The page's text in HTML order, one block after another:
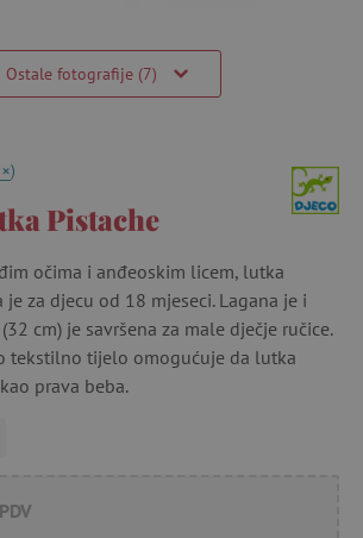
Ostale fotografije (7)
)
Pistache
očima i anđeoskim licem, lutka
za djecu od 18 mjeseci. Lagana je i
cm) je savršena za male dječje ručice.
tekstilno tijelo omogućuje da lutka
prava beba.